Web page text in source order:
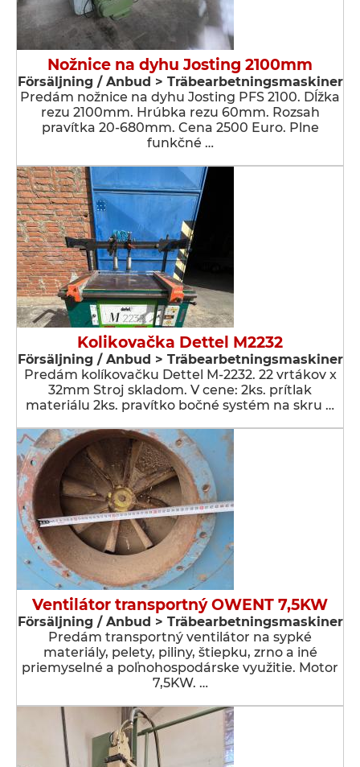
Nožnice na dyhu Josting 2100mm
Försäljning / Anbud > Träbearbetningsmaskiner
Predám nožnice na dyhu Josting PFS 2100. Dĺžka
rezu 2100mm. Hrúbka rezu 60mm. Rozsah
pravítka 20-680mm. Cena 2500 Euro. Plne
funkčné …
Kolikovačka Dettel M2232
Försäljning / Anbud > Träbearbetningsmaskiner
Predám kolíkovačku Dettel M-2232. 22 vrtákov x
32mm Stroj skladom. V cene: 2ks. prítlak
materiálu 2ks. pravítko bočné systém na skru …
Ventilátor transportný OWENT 7,5KW
Försäljning / Anbud > Träbearbetningsmaskiner
Predám transportný ventilátor na sypké
materiály, pelety, piliny, štiepku, zrno a iné
priemyselné a poľnohospodárske využitie. Motor
7,5KW. …